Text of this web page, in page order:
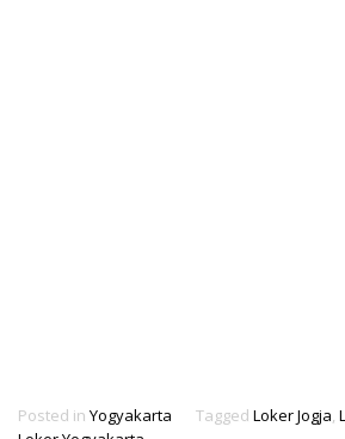
Posted in Yogyakarta Tagged Loker Jogja